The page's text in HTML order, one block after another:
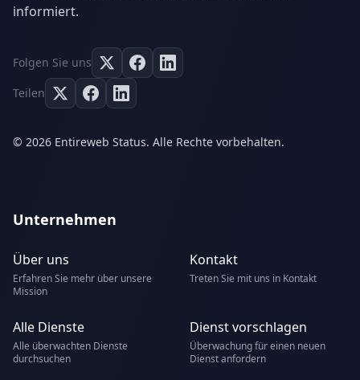
informiert.
Folgen Sie uns
Teilen
© 2026 Entireweb Status. Alle Rechte vorbehalten.
Unternehmen
Über uns
Erfahren Sie mehr über unsere
Mission
Kontakt
Treten Sie mit uns in Kontakt
Alle Dienste
Alle überwachten Dienste
durchsuchen
Dienst vorschlagen
Überwachung für einen neuen
Dienst anfordern